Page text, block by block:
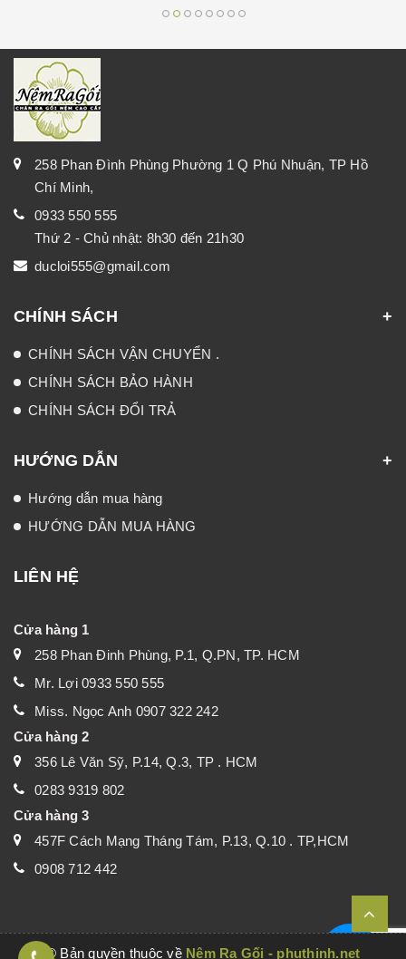
258 Phan Đình Phùng Phường 1 Q Phú Nhuận, TP Hồ
Chí Minh,
0933 550 555
Thứ 2 - Chủ nhật: 8h30 đến 21h30
ducloi555@gmail.com
CHÍNH SÁCH
CHÍNH SÁCH VẬN CHUYỂN .
CHÍNH SÁCH BẢO HÀNH
CHÍNH SÁCH ĐỔI TRẢ
HƯỚNG DẪN
Hướng dẫn mua hàng
HƯỚNG DẪN MUA HÀNG
LIÊN HỆ
Cửa hàng 1
258 Phan Đinh Phùng, P.1, Q.PN, TP. HCM
Mr. Lợi 0933 550 555
Miss. Ngọc Anh 0907 322 242
Cửa hàng 2
356 Lê Văn Sỹ, P.14, Q.3, TP . HCM
0283 9319 802
Cửa hàng 3
457F Cách Mạng Tháng Tám, P.13, Q.10 . TP,HCM
0908 712 442
© Bản quyền thuộc về Nệm Ra Gối - phuthinh.net